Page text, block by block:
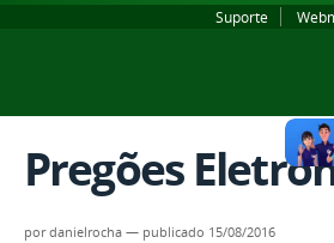
Suporte
Pregões
pordanielrocha — publicado 15/08/2016